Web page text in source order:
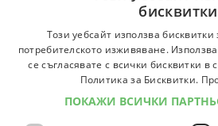
Степени: БакалавърФорми: редовна
Професии
Строителство на сгради и
бисквитки
Този уебсайт използва
потребителското изживяване.
се съгласявате с всички бисквитки в
Политика за Бисквитки.
ПОКАЖИ ВСИЧКИ